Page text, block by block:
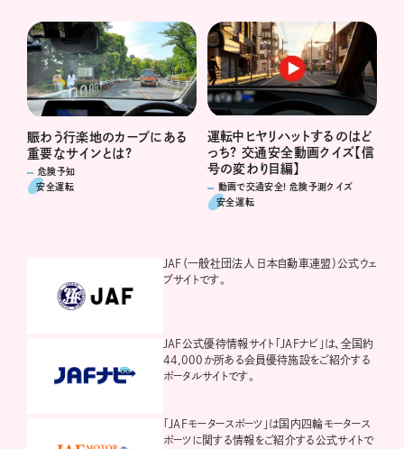
賑わう行楽地のカーブにある
重要なサインとは?
危険予知
安全運転
運転中ヒヤリハットするのはど
っち? 交通安全動画クイズ【信
号の変わり目編】
動画で交通安全! 危険予測クイズ
安全運転
JAF（一般社団法人 日本自動車連盟）公式ウェ
ブサイトです。
JAF公式優待情報サイト「JAFナビ」は、全国約
44,000か所ある会員優待施設をご紹介する
ポータルサイトです。
「JAFモータースポーツ」は国内四輪モータース
ポーツに関する情報をご紹介する公式サイトで